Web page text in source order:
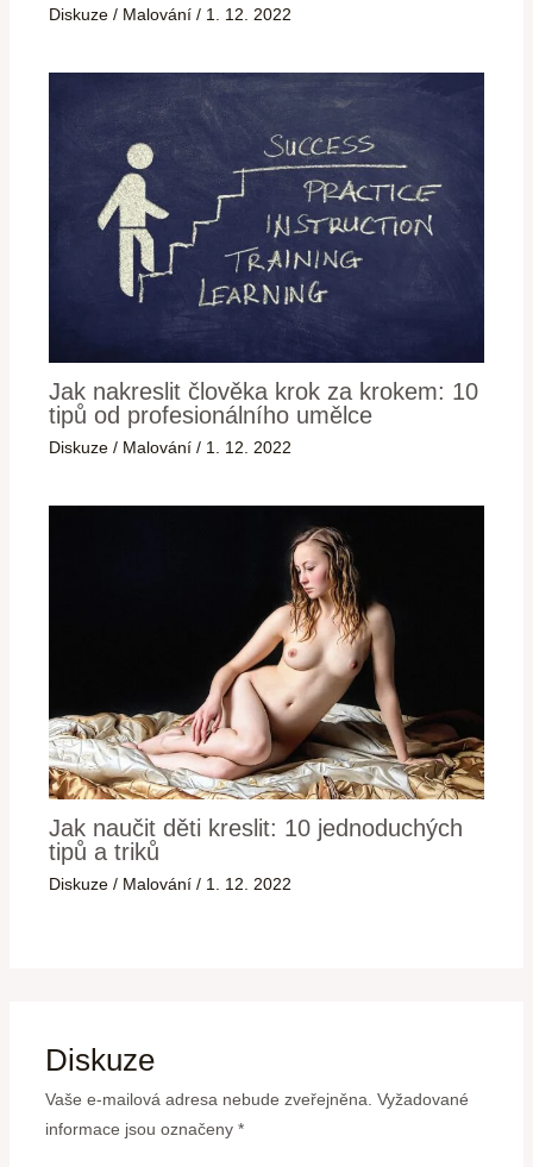
Diskuze / Malování / 1. 12. 2022
Jak nakreslit člověka krok za krokem: 10
tipů od profesionálního umělce
Diskuze / Malování / 1. 12. 2022
Jak naučit děti kreslit: 10 jednoduchých
tipů a triků
Diskuze / Malování / 1. 12. 2022
Diskuze
Vaše e-mailová adresa nebude zveřejněna. Vyžadované
informace jsou označeny *